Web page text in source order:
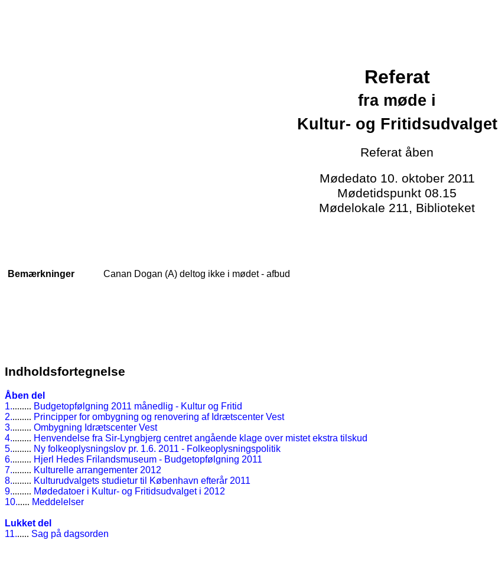
Referat
fra møde i
Kultur- og Fritidsudvalget
Referat åben
Mødedato 10. oktober 2011
Mødetidspunkt 08.15
Mødelokale 211, Biblioteket
Bemærkninger Canan Dogan (A) deltog ikke i mødet - afbud
Indholdsfortegnelse
Åben del
1......... Budgetopfølgning 2011 månedlig - Kultur og Fritid
2......... Principper for ombygning og renovering af Idrætscenter Vest
3......... Ombygning Idrætscenter Vest
4......... Henvendelse fra Sir-Lyngbjerg centret angående klage over mistet ekstra tilskud
5......... Ny folkeoplysningslov pr. 1.6. 2011 - Folkeoplysningspolitik
6......... Hjerl Hedes Frilandsmuseum - Budgetopfølgning 2011
7......... Kulturelle arrangementer 2012
8......... Kulturudvalgets studietur til København efterår 2011
9......... Mødedatoer i Kultur- og Fritidsudvalget i 2012
10...... Meddelelser
Lukket del
11...... Sag på dagsorden